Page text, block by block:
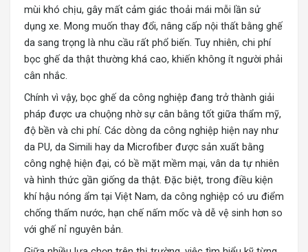
mùi khó chịu, gây mất cảm giác thoải mái mỗi lần sử
dụng xe. Mong muốn thay đổi, nâng cấp nội thất bằng ghế
da sang trọng là nhu cầu rất phổ biến. Tuy nhiên, chi phí
bọc ghế da thật thường khá cao, khiến không ít người phải
cân nhắc.
Chính vì vậy, bọc ghế da công nghiệp đang trở thành giải
pháp được ưa chuộng nhờ sự cân bằng tốt giữa thẩm mỹ,
độ bền và chi phí. Các dòng da công nghiệp hiện nay như
da PU, da Simili hay da Microfiber được sản xuất bằng
công nghệ hiện đại, có bề mặt mềm mại, vân da tự nhiên
và hình thức gần giống da thật. Đặc biệt, trong điều kiện
khí hậu nóng ẩm tại Việt Nam, da công nghiệp có ưu điểm
chống thấm nước, hạn chế nấm mốc và dễ vệ sinh hơn so
với ghế nỉ nguyên bản.